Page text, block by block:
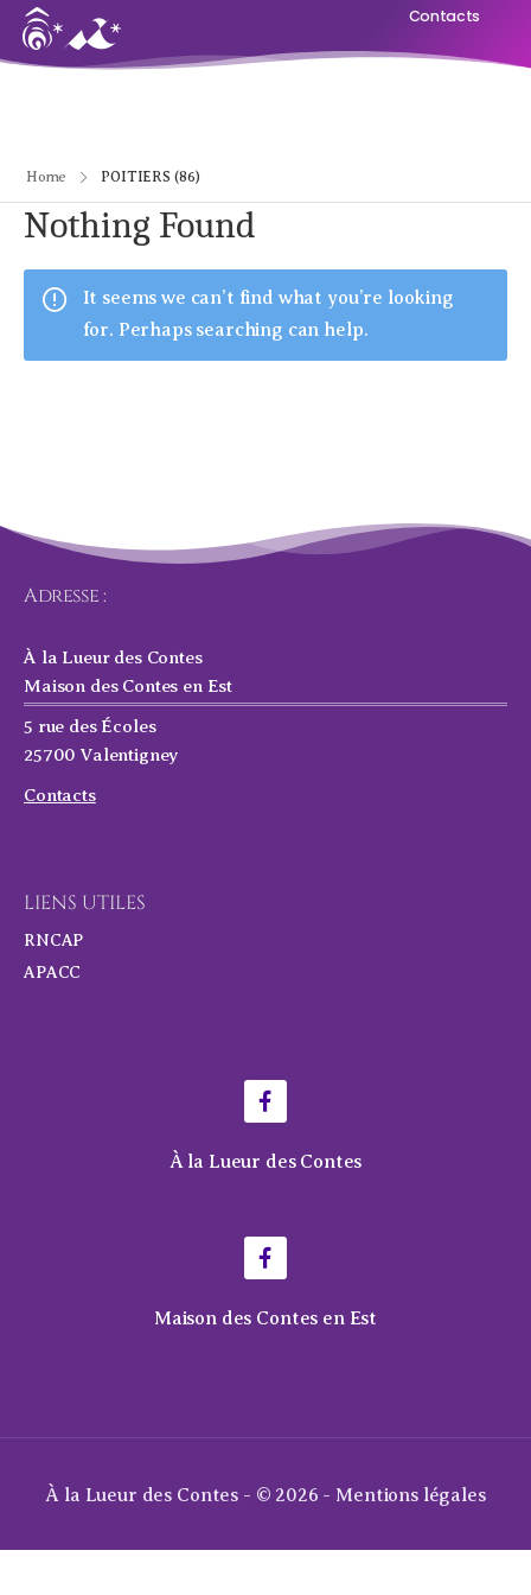
Contacts
Home POITIERS (86)
Nothing Found
It seems we can’t find what you’re looking
for. Perhaps searching can help.
Adresse :
À la Lueur des Contes
Maison des Contes en Est
5 rue des Écoles
25700 Valentigney
Contacts
LIENS UTILES
RNCAP
APACC
À la Lueur des Contes
Maison des Contes en Est
À la Lueur des Contes - © 2026 - Mentions légales